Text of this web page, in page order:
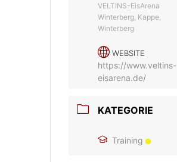
VELTINS-EisArena
Winterberg, Kappe,
Winterberg
WEBSITE
https://www.veltins-
eisarena.de/
KATEGORIE
Training